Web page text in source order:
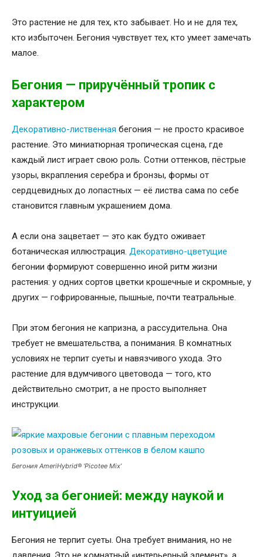
Это растение не для тех, кто забывает. Но и не для тех,
кто избыточен. Бегония чувствует тех, кто умеет замечать
малое.
Бегония — приручённый тропик с
характером
Декоративно-лиственная бегония — не просто красивое
растение. Это миниатюрная тропическая сцена, где
каждый лист играет свою роль. Сотни оттенков, пёстрые
узоры, вкрапления серебра и бронзы, формы от
сердцевидных до лопастных — её листва сама по себе
становится главным украшением дома.
А если она зацветает — это как будто оживает
ботаническая иллюстрация. Декоративно-цветущие
бегонии формируют совершенно иной ритм жизни
растения: у одних сортов цветки крошечные и скромные, у
других — гофрированные, пышные, почти театральные.
При этом бегония не капризна, а рассудительна. Она
требует не вмешательства, а понимания. В комнатных
условиях не терпит суеты и навязчивого ухода. Это
растение для вдумчивого цветовода — того, кто
действительно смотрит, а не просто выполняет
инструкции.
Бегония AmeriHybrid® ‘Picotee Mix’
Уход за бегонией: между наукой и
интуицией
Бегония не терпит суеты. Она требует внимания, но не